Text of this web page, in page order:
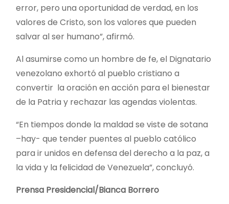
error, pero una oportunidad de verdad, en los
valores de Cristo, son los valores que pueden
salvar al ser humano”, afirmó.
Al asumirse como un hombre de fe, el Dignatario
venezolano exhortó al pueblo cristiano a
convertir la oración en acción para el bienestar
de la Patria y rechazar las agendas violentas.
“En tiempos donde la maldad se viste de sotana
–hay- que tender puentes al pueblo católico
para ir unidos en defensa del derecho a la paz, a
la vida y la felicidad de Venezuela”, concluyó.
Prensa Presidencial/Bianca Borrero